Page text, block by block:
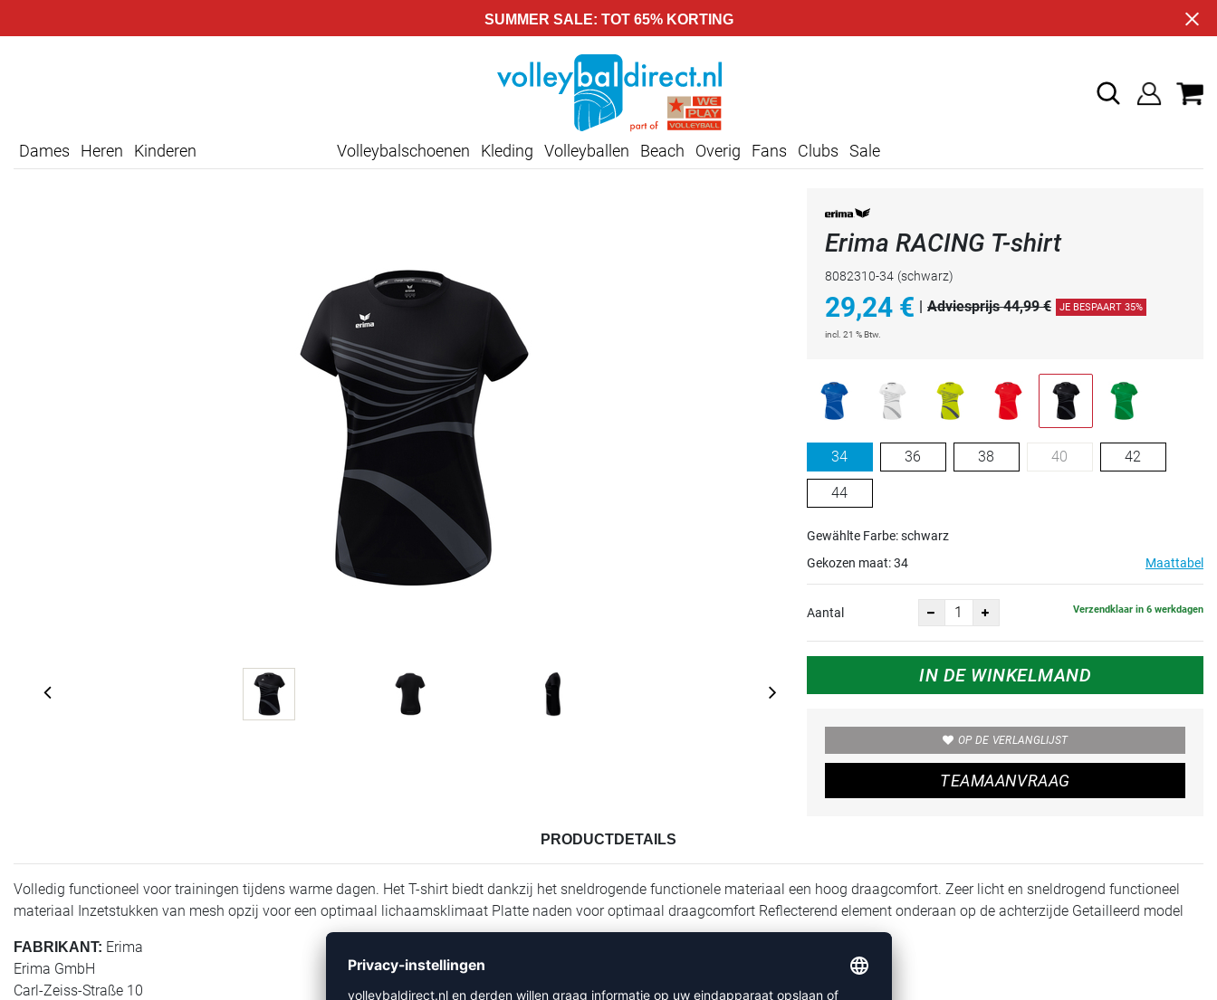
SUMMER SALE: TOT 65% KORTING
Dames Heren Kinderen Volleybalschoenen Kleding Volleyballen Beach Overig Fans Clubs Sale
Erima RACING T-shirt
8082310-34 (schwarz)
29,24 € Adviesprijs 44,99 € JE BESPAART 35%
incl. 21 % Btw.
34 36 38 40 42
44
Gewählte Farbe: schwarz
Gekozen maat:34 Maattabel
Aantal Verzendklaar in 6 werkdagen
IN DE WINKELMAND
OP DE VERLANGLIJST
TEAMAANVRAAG
PRODUCTDETAILS
Volledig functioneel voor trainingen tijdens warme dagen. Het T-shirt biedt dankzij het sneldrogende functionele materiaal een hoog draagcomfort. Zeer licht en sneldrogend functioneel
materiaal Inzetstukken van mesh opzij voor een optimaal lichaamsklimaat Platte naden voor optimaal draagcomfort Reflecterend element onderaan op de achterzijde Getailleerd model
FABRIKANT: Erima
Erima GmbH
Carl-Zeiss-Straße 10